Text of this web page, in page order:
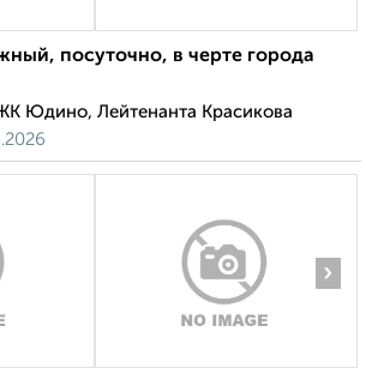
посуточно, в черте города
Юдино, Лейтенанта Красикова
›